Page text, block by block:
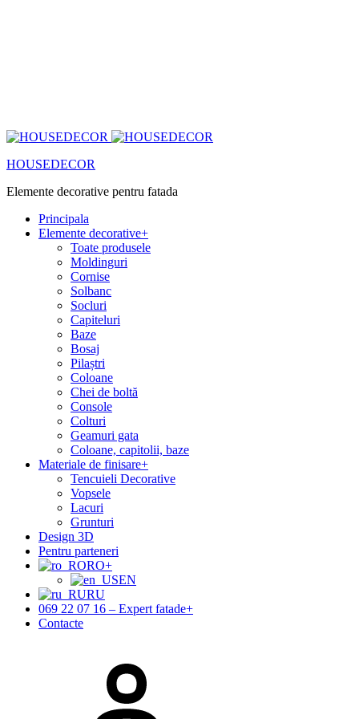
HOUSEDECOR
Elemente decorative pentru fatada
Principala
Elemente decorative+
Toate produsele
Moldinguri
Cornise
Solbanc
Socluri
Capiteluri
Baze
Bosaj
Pilaștri
Coloane
Chei de boltă
Console
Colturi
Geamuri gata
Coloane, capitolii, baze
Materiale de finisare+
Tencuieli Decorative
Vopsele
Lacuri
Grunturi
Design 3D
Pentru parteneri
RO+
EN
RU
069 22 07 16 – Expert fatade+
Contacte